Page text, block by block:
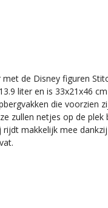
de Disney figuren
liter en is 33x21x46
die voorzien
zullen netjes op de
makkelijk mee